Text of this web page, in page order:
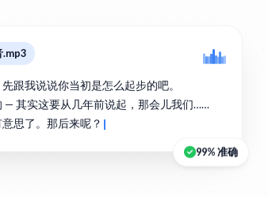
.mp3
跟我说说你当初是怎么起步的吧。
— 其实这要从几年前说起，那会儿我们……
意思了。那后来呢？
99% 准确